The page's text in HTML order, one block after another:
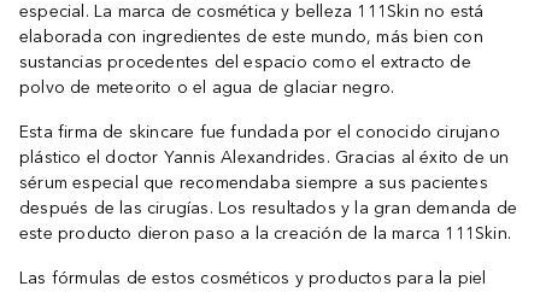
especial. La marca de cosmética y belleza 111Skin no está
elaborada con ingredientes de este mundo, más bien con
sustancias procedentes del espacio como el extracto de
polvo de meteorito o el agua de glaciar negro.
Esta firma de skincare fue fundada por el conocido cirujano
plástico el doctor Yannis Alexandrides. Gracias al éxito de un
sérum especial que recomendaba siempre a sus pacientes
después de las cirugías. Los resultados y la gran demanda de
este producto dieron paso a la creación de la marca 111Skin.
Las fórmulas de estos cosméticos y productos para la piel